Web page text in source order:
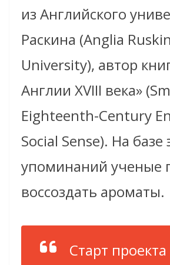
из Английского
Раскина (Anglia Ruskin
University), автор
Англии XVIII века»
Eighteenth-Century
Social Sense). На базе
упоминаний ученые
воссоздать ароматы.
Старт проекта